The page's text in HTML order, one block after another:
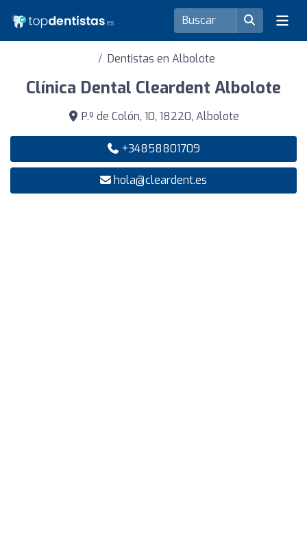
Dentistas en Albolote
Clínica Dental Cleardent Albolote
P.º de Colón, 10, 18220, Albolote
+34858801709
hola@cleardent.es